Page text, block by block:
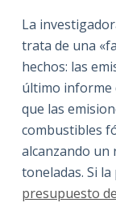
La
trata de una
hechos: las
último informe
que las
combustibles
alcanzando un
toneladas. Si
presupuesto